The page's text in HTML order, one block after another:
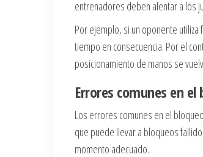
entrenadores deben alentar a los
Por ejemplo, si un oponente
tiempo en consecuencia. Por el
posicionamiento de manos se
Errores comunes en
Los errores comunes en el
que puede llevar a bloqueos
momento adecuado.